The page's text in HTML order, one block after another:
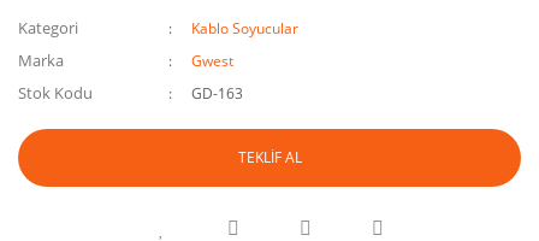
Kategori Kablo Soyucular
Marka Gwest
Stok Kodu GD-163
TEKLİF AL